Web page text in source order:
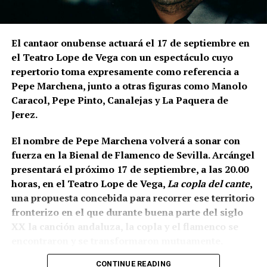
expresamente el desnivel del cerro de La Mota.
parte superior levantaron la muralla y, en una
posición inferior, una
estructura ataludada que
inicialmente servía como refuerzo o contrafuerte y
que posteriormente adquirió función de antemuro o
barbacana.Entre ambas estructuras se fueron
colocando rellenos de tierra separados por
tongadas de cal hasta conformar la liza,
documentada a una cota de 133,48 metros sobre el
nivel del mar.
El cantaor onubense actuará el 17 de septiembre en
el Teatro Lope de Vega con un espectáculo cuyo
repertorio toma expresamente como referencia a
Pepe Marchena, junto a otras figuras como Manolo
Caracol, Pepe Pinto, Canalejas y La Paquera de
Jerez.
El nombre de Pepe Marchena volverá a sonar con
fuerza en la Bienal de Flamenco de Sevilla. Arcángel
presentará el próximo 17 de septiembre, a las 20.00
horas, en el Teatro Lope de Vega,La copla del cante,
una propuesta concebida para recorrer ese territorio
fronterizo en el que durante buena parte del siglo
XX la canción andaluza, la copla y el flamenco se
CONTINUE READING